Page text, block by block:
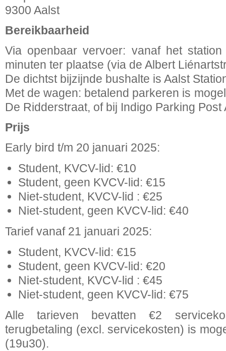
9300 Aalst
Bereikbaarheid
Via openbaar vervoer: vanaf het
minuten ter plaatse (via de Albert
De dichtst bijzijnde bushalte is Aalst
Met de wagen: betalend parkeren is
De Ridderstraat, of bij Indigo Parking Post
Prijs
Early bird t/m 20 januari 2025:
Student, KVCV-lid: €10
Student, geen KVCV-lid: €15
Niet-student, KVCV-lid : €25
Niet-student, geen KVCV-lid: €40
Tarief vanaf 21 januari 2025:
Student, KVCV-lid: €15
Student, geen KVCV-lid: €20
Niet-student, KVCV-lid : €45
Niet-student, geen KVCV-lid: €75
Alle tarieven bevatten €2
terugbetaling (excl. servicekosten) is
(19u30).